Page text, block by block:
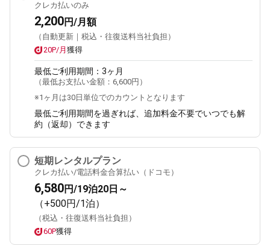
クレカ払いのみ
2,200円/月額
（自動更新｜税込・往復送料当社負担）
20P/月 獲得
最低ご利用期間： 3ヶ月
（最低お支払い金額： 6,600円 ）
※1ヶ月は30日単位でのカウントとなります
最低ご利用期間を過ぎれば、追加料金不要でいつでも解
約（返却）できます
短期レンタルプラン
クレカ払い/電話料金合算払い（ドコモ）
6,580円/19泊20日～
（+500円/1泊）
（税込・往復送料当社負担）
60P獲得